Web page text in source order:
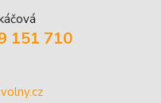
151 710